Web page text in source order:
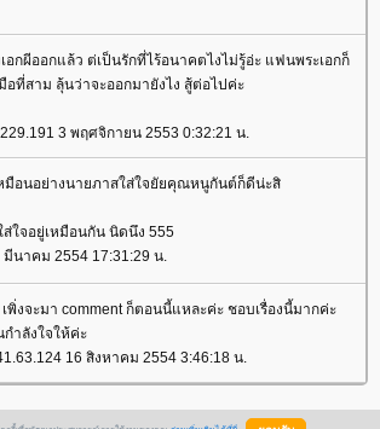
กผีออกแล้ว ต่เป็นรักที่ไร้อนาคตไงไม่รู้อ่ะ แฟนพระเอกก็
อที่สาม ลุ้นว่าจะออกมายังไง สู้ต่อไปค่ะ
3 พฤศจิกายน 2553 0:32:21 น.
มือนอย่างนายภาสใส่ใจยัยคุณหนูกันต์ก็ดีน่ะสิ
ใจอยู่เหมือนกัน นิดนึง 555
มีนาคม 2554 17:31:29 น.
พิ่งจะมา comment ก็ตอนนี้แหละค่ะ ชอบเรื่องนี้มากค่ะ
ำลังใจให้ค่ะ
16 สิงหาคม 2554 3:46:18 น.